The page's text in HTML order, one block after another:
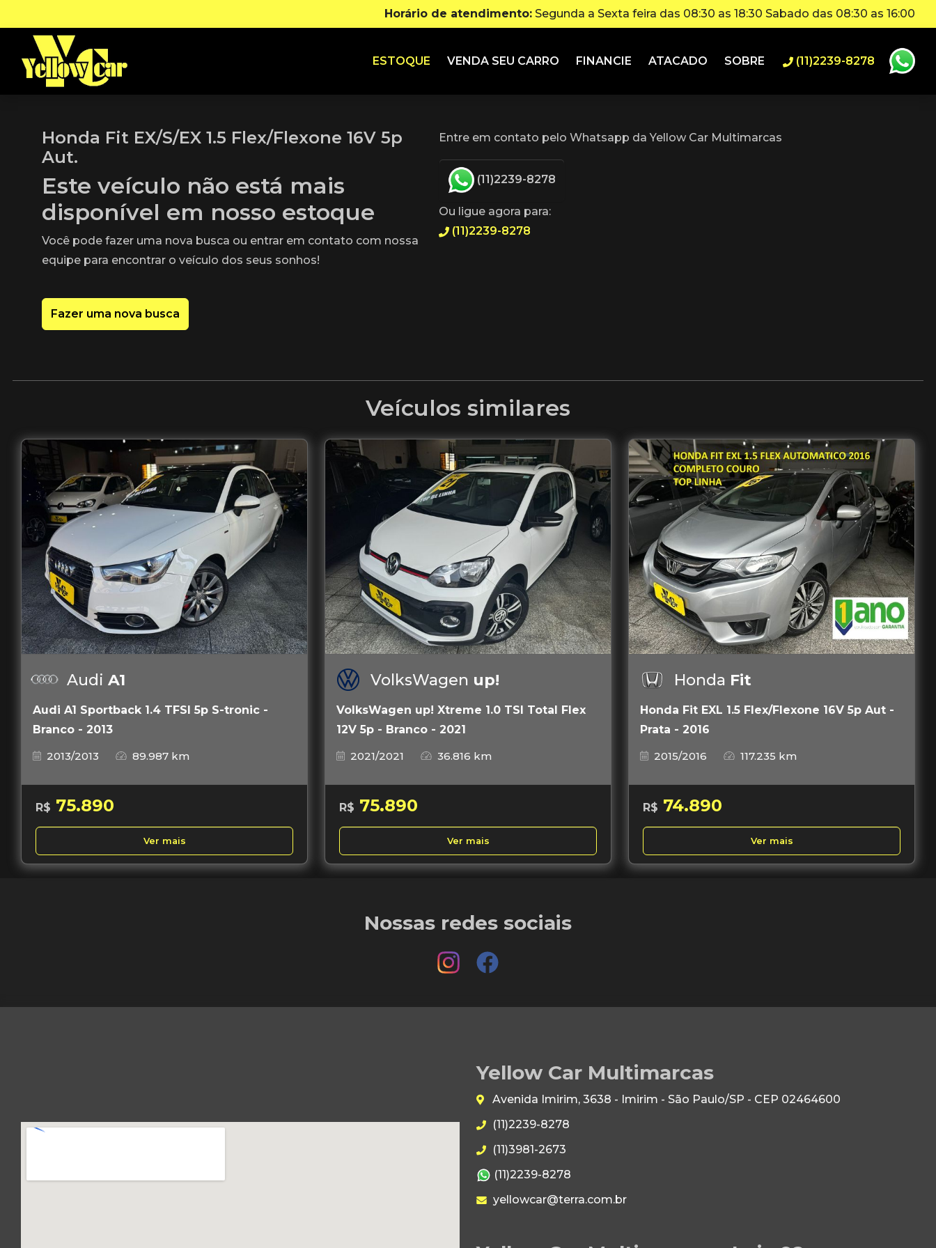
Horário de atendimento: Segunda a Sexta feira das 08:30 as 18:30 Sabado das 08:30 as 16:00
ESTOQUE VENDA SEU CARRO FINANCIE ATACADO SOBRE (11)2239-8278
Honda Fit EX/S/EX 1.5 Flex/Flexone 16V 5p
Aut.
Este veículo não está mais
disponível em nosso estoque
Você pode fazer uma nova busca ou entrar em contato com nossa
equipe para encontrar o veículo dos seus sonhos!
Fazer uma nova busca
Entre em contato pelo Whatsapp da Yellow Car Multimarcas
(11)2239-8278
Ou ligue agora para:
(11)2239-8278
Veículos similares
Audi A1
Audi A1 Sportback 1.4 TFSI 5p S-tronic -
Branco - 2013
2013/2013
89.987 km
R$ 75.890
Ver mais
VolksWagen up!
VolksWagen up! Xtreme 1.0 TSI Total Flex
12V 5p - Branco - 2021
2021/2021
36.816 km
R$ 75.890
Ver mais
Honda Fit
Honda Fit EXL 1.5 Flex/Flexone 16V 5p Aut -
Prata - 2016
2015/2016
117.235 km
R$ 74.890
Ver mais
Nossas redes sociais
Yellow Car Multimarcas
Avenida Imirim, 3638 - Imirim - São Paulo/SP - CEP 02464600
(11)2239-8278
(11)3981-2673
(11)2239-8278
yellowcar@terra.com.br